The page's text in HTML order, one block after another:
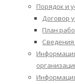
Порядок и
Договор
План